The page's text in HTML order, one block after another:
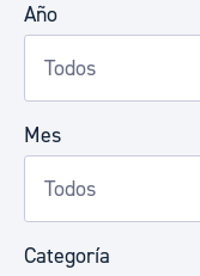
Año
Mes
Categoría